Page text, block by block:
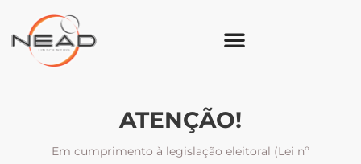
ATENÇÃO!
Em cumprimento à legislação eleitoral (Lei nº